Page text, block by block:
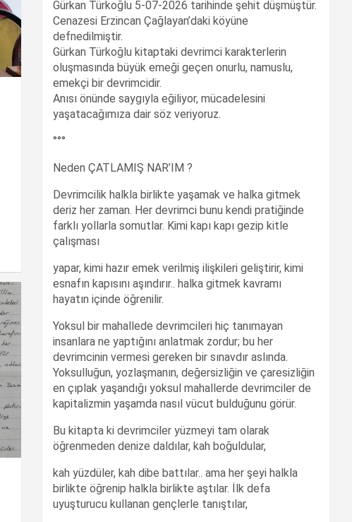
Gürkan Türkoğlu 5-07-2026 tarihinde şehit düşmüştür.
Cenazesi Erzincan Çağlayan’daki köyüne
defnedilmiştir.
Gürkan Türkoğlu kitaptaki devrimci karakterlerin
oluşmasında büyük emeği geçen onurlu, namuslu,
emekçi bir devrimcidir.
Anısı önünde saygıyla eğiliyor, mücadelesini
yaşatacağımıza dair söz veriyoruz.
°°°
Neden ÇATLAMIŞ NAR’IM ?
Devrimcilik halkla birlikte yaşamak ve halka gitmek
deriz her zaman. Her devrimci bunu kendi pratiğinde
farklı yollarla somutlar. Kimi kapı kapı gezip kitle
çalışması
yapar, kimi hazır emek verilmiş ilişkileri geliştirir, kimi
esnafın kapısını aşındırır.. halka gitmek kavramı
hayatın içinde öğrenilir.
Yoksul bir mahallede devrimcileri hiç tanımayan
insanlara ne yaptığını anlatmak zordur; bu her
devrimcinin vermesi gereken bir sınavdır aslında.
Yoksulluğun, yozlaşmanın, değersizliğin ve çaresizliğin
en çıplak yaşandığı yoksul mahallerde devrimciler de
kapitalizmin yaşamda nasıl vücut bulduğunu görür.
Bu kitapta ki devrimciler yüzmeyi tam olarak
öğrenmeden denize daldılar, kah boğuldular,
kah yüzdüler, kah dibe battılar.. ama her şeyi halkla
birlikte öğrenip halkla birlikte aştılar. İlk defa
uyuşturucu kullanan gençlerle tanıştılar,